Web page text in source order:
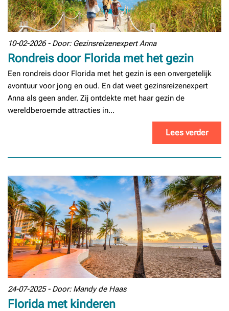
10-02-2026 - Door: Gezinsreizenexpert Anna
Rondreis door Florida met het gezin
Een rondreis door Florida met het gezin is een onvergetelijk
avontuur voor jong en oud. En dat weet gezinsreizenexpert
Anna als geen ander. Zij ontdekte met haar gezin de
wereldberoemde attracties in...
Lees verder
24-07-2025 - Door: Mandy de Haas
Florida met kinderen